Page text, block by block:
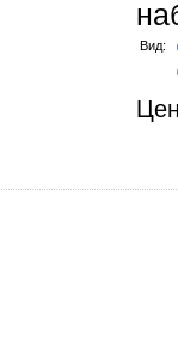
Вид: